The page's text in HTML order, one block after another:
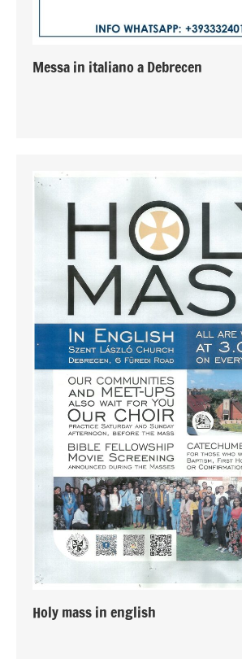
Messa in italiano a Debrecen
Holy mass in english